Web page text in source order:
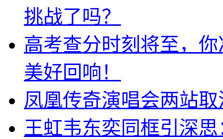
挑战了吗？
高考查分时刻将至，
美好回响！
凤凰传奇演唱会两站
王虹韦东奕同框引深